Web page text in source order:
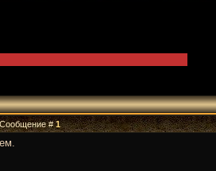
Сообщение #1